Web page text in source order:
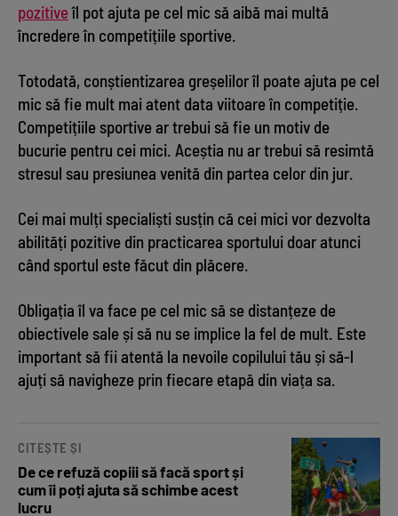
pozitiveîl pot ajuta pe cel mic să aibă mai multă
încredere în competițiile sportive.
Totodată, conștientizarea greșelilor îl poate ajuta pe cel
mic să fie mult mai atent data viitoare în competiție.
Competițiile sportive ar trebui să fie un motiv de
bucurie pentru cei mici. Aceștia nu ar trebui să resimtă
stresul sau presiunea venită din partea celor din jur.
Cei mai mulți specialiști susțin că cei mici vor dezvolta
abilități pozitive din practicarea sportului doar atunci
când sportul este făcut din plăcere.
Obligația îl va face pe cel mic să se distanțeze de
obiectivele sale și să nu se implice la fel de mult. Este
important să fii atentă la nevoile copilului tău și să-l
ajuți să navigheze prin fiecare etapă din viața sa.
CITEȘTE ȘI
De ce refuză copiii să facă sport și
cum îi poți ajuta să schimbe acest
lucru